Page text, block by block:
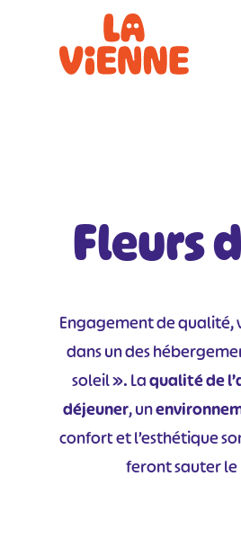
Fleurs
Engagement de qualité,
dans un des
soleil ». Laqualité de
déjeuner, un
confort et l’esthétique
feront sauter le
Panneau de gestion des cookies